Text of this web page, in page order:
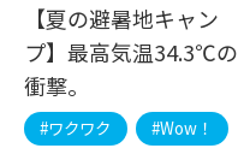
【夏の避暑地キャン
プ】最高気温34.3℃の
衝撃。
#ワクワク
#Wow！